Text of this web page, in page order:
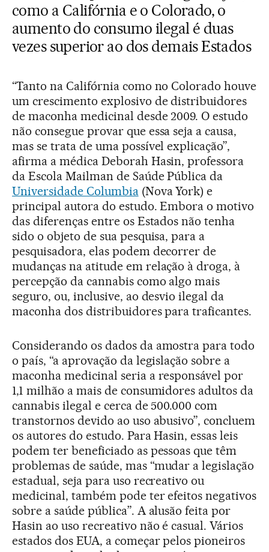
como a Califórnia e o Colorado, o
aumento do consumo ilegal é duas
vezes superior ao dos demais Estados
“Tanto na Califórnia como no Colorado houve
um crescimento explosivo de distribuidores
de maconha medicinal desde 2009. O estudo
não consegue provar que essa seja a causa,
mas se trata de uma possível explicação”,
afirma a médica Deborah Hasin, professora
da Escola Mailman de Saúde Pública da
Universidade Columbia(Nova York) e
principal autora do estudo. Embora o motivo
das diferenças entre os Estados não tenha
sido o objeto de sua pesquisa, para a
pesquisadora, elas podem decorrer de
mudanças na atitude em relação à droga, à
percepção da cannabis como algo mais
seguro, ou, inclusive, ao desvio ilegal da
maconha dos distribuidores para traficantes.
Considerando os dados da amostra para todo
o país, “a aprovação da legislação sobre a
maconha medicinal seria a responsável por
1,1 milhão a mais de consumidores adultos da
cannabis ilegal e cerca de 500.000 com
transtornos devido ao uso abusivo”, concluem
os autores do estudo. Para Hasin, essas leis
podem ter beneficiado as pessoas que têm
problemas de saúde, mas “mudar a legislação
estadual, seja para uso recreativo ou
medicinal, também pode ter efeitos negativos
sobre a saúde pública”. A alusão feita por
Hasin ao uso recreativo não é casual. Vários
estados dos EUA, a começar pelos pioneiros